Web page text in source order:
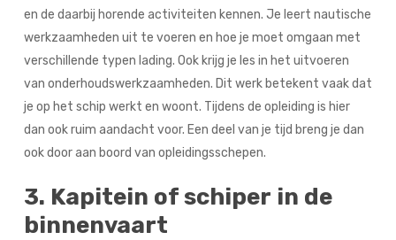
en de daarbij horende activiteiten kennen. Je leert nautische
werkzaamheden uit te voeren en hoe je moet omgaan met
verschillende typen lading. Ook krijg je les in het uitvoeren
van onderhoudswerkzaamheden. Dit werk betekent vaak dat
je op het schip werkt en woont. Tijdens de opleiding is hier
dan ook ruim aandacht voor. Een deel van je tijd breng je dan
ook door aan boord van opleidingsschepen.
3. Kapitein of schiper in de
binnenvaart